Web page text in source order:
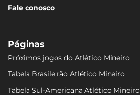
Fale conosco
Páginas
Próximos jogos do Atlético Mineiro
Tabela Brasileirão Atlético Mineiro
Tabela Sul-Americana Atlético Mineiro